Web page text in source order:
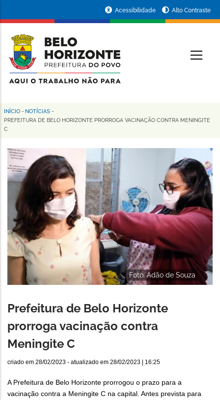
conteúdo
principal
da
Prefeitura
de
Horizonte
Acessibilidade Alto Contraste
Trilha
de
navegação
INÍCIO - NOTÍCIAS -
PREFEITURA DE BELO HORIZONTE PRORROGA VACINAÇÃO CONTRA MENINGITE
C
Foto: Adão de Souza
Prefeitura de Belo Horizonte
prorroga vacinação contra
Meningite C
criado em 28/02/2023 - atualizado em 28/02/2023 | 16:25
A Prefeitura de Belo Horizonte prorrogou o prazo para a
vacinação contra a Meningite C na capital. Antes prevista para